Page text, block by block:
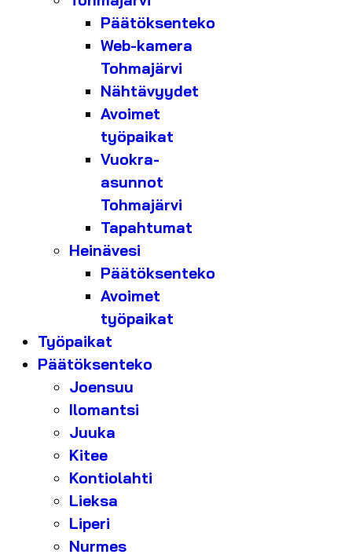
Päätöksenteko
Web-kamera
Tohmajärvi
Nähtävyydet
Avoimet
työpaikat
Vuokra-
asunnot
Tohmajärvi
Tapahtumat
Heinävesi
Päätöksenteko
Avoimet
työpaikat
Työpaikat
Päätöksenteko
Joensuu
Ilomantsi
Juuka
Kitee
Kontiolahti
Lieksa
Liperi
Nurmes